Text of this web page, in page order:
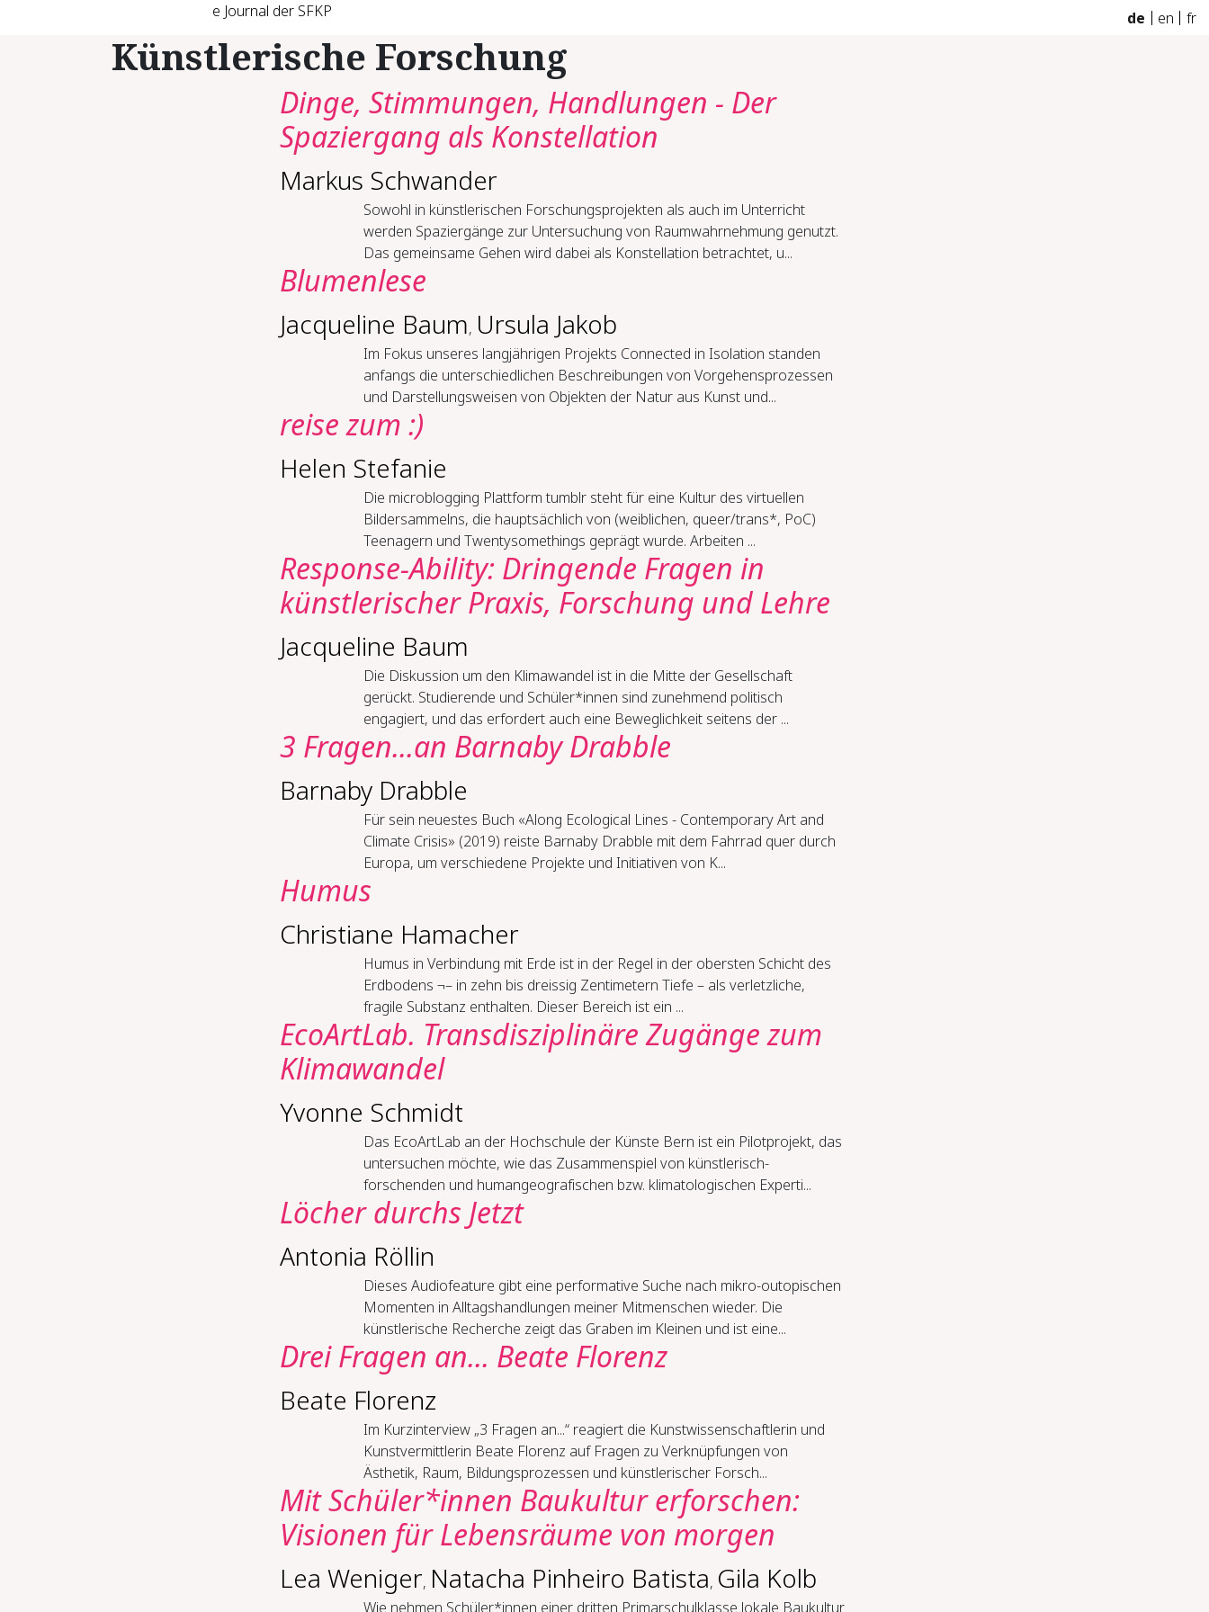
e Journal der SFKP de en fr
Künstlerische Forschung
Dinge, Stimmungen, Handlungen - Der
Spaziergang als Konstellation
Markus Schwander
Sowohl in künstlerischen Forschungsprojekten als auch im Unterricht
werden Spaziergänge zur Untersuchung von Raumwahrnehmung genutzt.
Das gemeinsame Gehen wird dabei als Konstellation betrachtet, u...
Blumenlese
Jacqueline Baum, Ursula Jakob
Im Fokus unseres langjährigen Projekts Connected in Isolation standen
anfangs die unterschiedlichen Beschreibungen von Vorgehensprozessen
und Darstellungsweisen von Objekten der Natur aus Kunst und...
reise zum :)
Helen Stefanie
Die microblogging Plattform tumblr steht für eine Kultur des virtuellen
Bildersammelns, die hauptsächlich von (weiblichen, queer/trans*, PoC)
Teenagern und Twentysomethings geprägt wurde. Arbeiten ...
Response-Ability: Dringende Fragen in
künstlerischer Praxis, Forschung und Lehre
Jacqueline Baum
Die Diskussion um den Klimawandel ist in die Mitte der Gesellschaft
gerückt. Studierende und Schüler*innen sind zunehmend politisch
engagiert, und das erfordert auch eine Beweglichkeit seitens der ...
3 Fragen...an Barnaby Drabble
Barnaby Drabble
Für sein neuestes Buch «Along Ecological Lines - Contemporary Art and
Climate Crisis» (2019) reiste Barnaby Drabble mit dem Fahrrad quer durch
Europa, um verschiedene Projekte und Initiativen von K...
Humus
Christiane Hamacher
Humus in Verbindung mit Erde ist in der Regel in der obersten Schicht des
Erdbodens ¬– in zehn bis dreissig Zentimetern Tiefe – als verletzliche,
fragile Substanz enthalten. Dieser Bereich ist ein ...
EcoArtLab. Transdisziplinäre Zugänge zum
Klimawandel
Yvonne Schmidt
Das EcoArtLab an der Hochschule der Künste Bern ist ein Pilotprojekt, das
untersuchen möchte, wie das Zusammenspiel von künstlerisch-
forschenden und humangeografischen bzw. klimatologischen Experti...
Löcher durchs Jetzt
Antonia Röllin
Dieses Audiofeature gibt eine performative Suche nach mikro-outopischen
Momenten in Alltagshandlungen meiner Mitmenschen wieder. Die
künstlerische Recherche zeigt das Graben im Kleinen und ist eine...
Drei Fragen an... Beate Florenz
Beate Florenz
Im Kurzinterview „3 Fragen an...“ reagiert die Kunstwissenschaftlerin und
Kunstvermittlerin Beate Florenz auf Fragen zu Verknüpfungen von
Ästhetik, Raum, Bildungsprozessen und künstlerischer Forsch...
Mit Schüler*innen Baukultur erforschen:
Visionen für Lebensräume von morgen
Lea Weniger, Natacha Pinheiro Batista, Gila Kolb
Wie nehmen Schüler*innen einer dritten Primarschulklasse lokale Baukultur